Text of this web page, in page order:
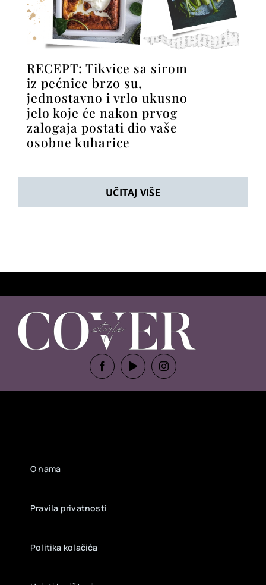
RECEPT: Tikvice sa sirom
iz pećnice brzo su,
jednostavno i vrlo ukusno
jelo koje će nakon prvog
zalogaja postati dio vaše
osobne kuharice
UČITAJ VIŠE
O nama
Pravila privatnosti
Politika kolačića